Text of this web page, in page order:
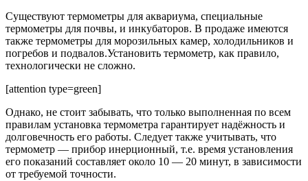
Существуют термометры для аквариума, специальные
термометры для почвы, и инкубаторов. В продаже имеются
также термометры для морозильных камер, холодильников и
погребов и подвалов.Установить термометр, как правило,
технологически не сложно.
[attention type=green]
Однако, не стоит забывать, что только выполненная по всем
правилам установка термометра гарантирует надёжность и
долговечность его работы. Следует также учитывать, что
термометр — прибор инерционный, т.е. время установления
его показаний составляет около 10 — 20 минут, в зависимости
от требуемой точности.